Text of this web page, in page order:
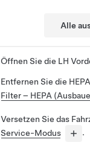
Alle
Öffnen Sie die LH
Entfernen Sie die
Filter – HEPA
Versetzen Sie das
Service-Modus
.